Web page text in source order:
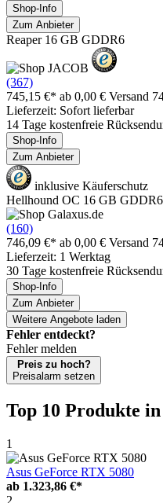
Shop-Info
Zum Anbieter
Reaper 16 GB GDDR6
(367)
745,15 €* ab 0,00 € Versand
Lieferzeit: Sofort lieferbar
14 Tage kostenfreie
Shop-Info
Zum Anbieter
inklusive Käuferschutz
Hellhound OC 16 GB GDDR6
(160)
746,09 €* ab 0,00 € Versand
Lieferzeit: 1 Werktag
30 Tage kostenfreie
Shop-Info
Zum Anbieter
Weitere Angebote laden
Fehler entdeckt?
Fehler melden
Preis zu hoch?
Preisalarm setzen
Top 10 Produkte
1
Asus GeForce RTX 5080
ab 1.323,86 €*
2